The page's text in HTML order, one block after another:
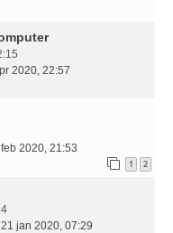
2020, 22:57
2020, 21:53
1 2
21 jan 2020, 07:29